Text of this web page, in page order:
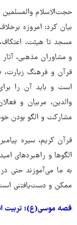
حجت‌الاسلام والمسلمین
بیان کرد: امروزه
مسجد تا هیئت،
و مشاوران مذهبی،
قرآن و فرهنگ زیارت،
است و باید آن را
والدین، مربیان و
مشارکت و الگو بودن
قرآن کریم، سیره
الگوها و راهبردهای
به ما می‌آموزند حتی
ممکن و دست‌یافتنی
قصه موسی(ع)؛ تربیت